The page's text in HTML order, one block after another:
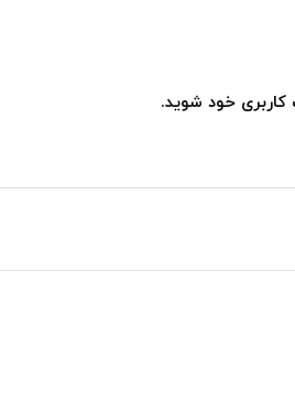
کاربری خود شوید.